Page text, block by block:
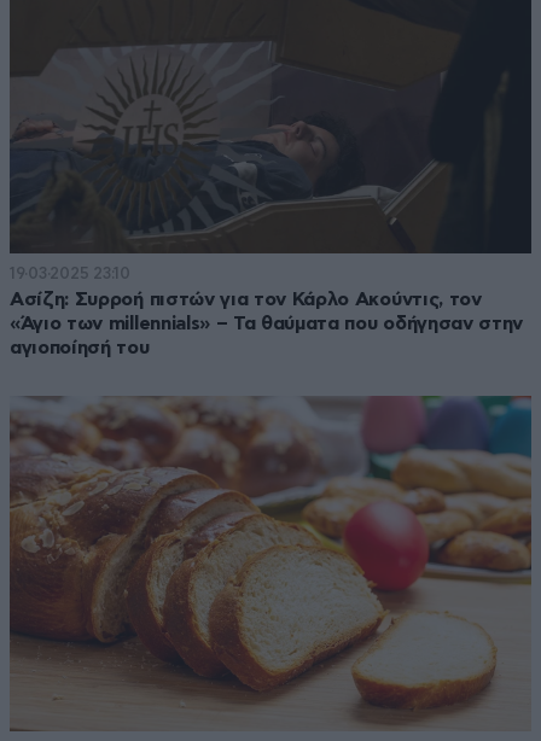
19·03·2025 23:10
Ασίζη: Συρροή πιστών για τον Κάρλο Ακούντις, τον
«Άγιο των millennials» – Τα θαύματα που οδήγησαν στην
αγιοποίησή του